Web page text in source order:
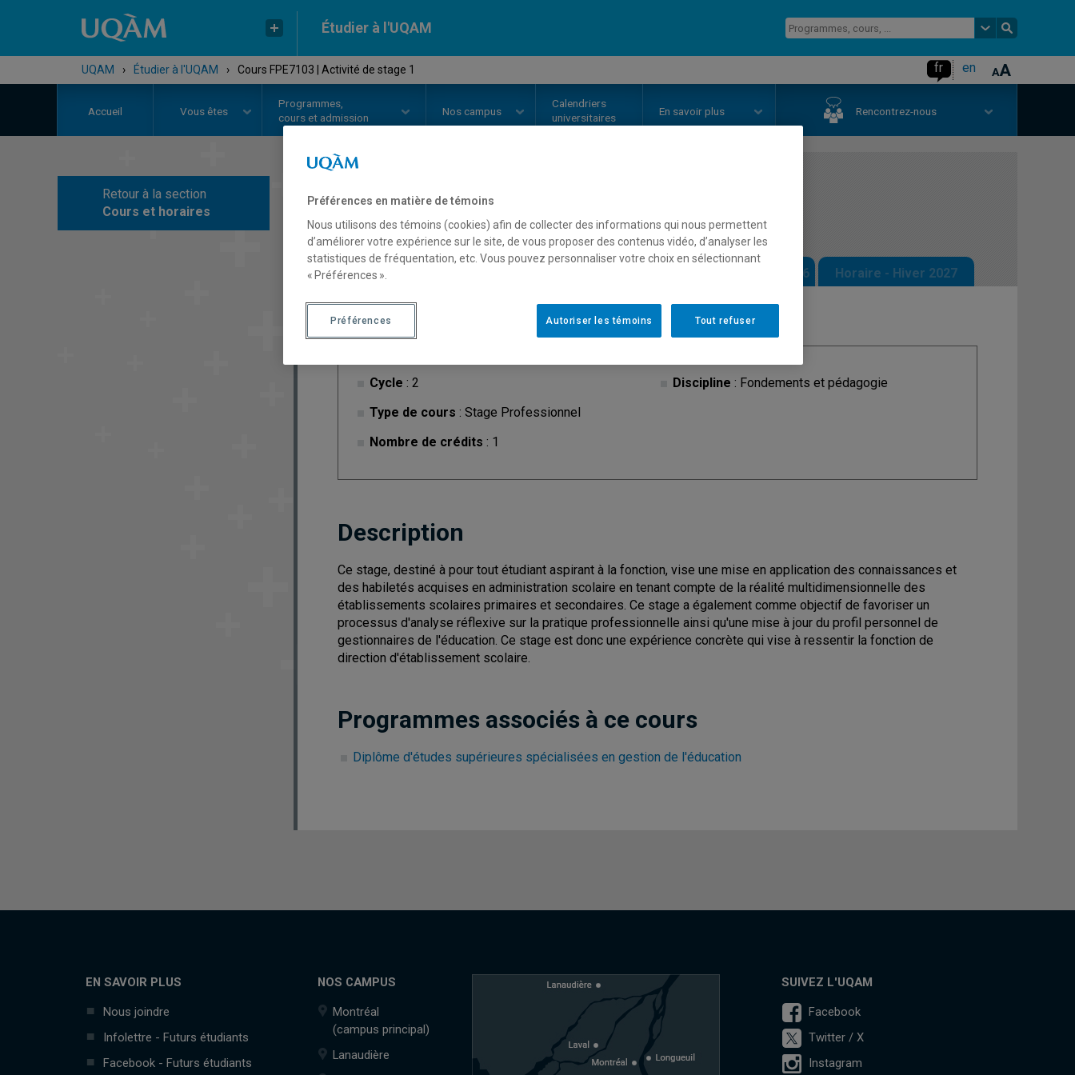
Étudier à l'UQAM
UQAM › Étudier à l'UQAM › Cours FPE7103 | Activité de stage 1 fr en
Accueil Vous êtes
Programmes,
cours et admission
Nos campus
Calendriers
universitaires
En savoir plus Rencontrez-nous
Retour à la section
Cours et horaires
COURS// FPE7103
Description Horaire - Automne 2026 Horaire - Hiver 2027
Cycle : 2
Type de cours : Stage Professionnel
Nombre de crédits : 1
Discipline : Fondements et pédagogie
Description
Ce stage, destiné à pour tout étudiant aspirant à la fonction, vise une mise en application des connaissances et
des habiletés acquises en administration scolaire en tenant compte de la réalité multidimensionnelle des
établissements scolaires primaires et secondaires. Ce stage a également comme objectif de favoriser un
processus d'analyse réflexive sur la pratique professionnelle ainsi qu'une mise à jour du profil personnel de
gestionnaires de l'éducation. Ce stage est donc une expérience concrète qui vise à ressentir la fonction de
direction d'établissement scolaire.
Programmes associés à ce cours
Diplôme d'études supérieures spécialisées en gestion de l'éducation
EN SAVOIR PLUS
Nous joindre
Infolettre - Futurs étudiants
Facebook - Futurs étudiants
NOS CAMPUS
Montréal
(campus principal)
Lanaudière
SUIVEZ L'UQAM
Facebook
Twitter / X
Instagram
Préférences en matière de témoins
Nous utilisons des témoins (cookies) afin de collecter des informations qui nous permettent
d’améliorer votre expérience sur le site, de vous proposer des contenus vidéo, d’analyser les
statistiques de fréquentation, etc. Vous pouvez personnaliser votre choix en sélectionnant
« Préférences ».
Tout refuser
Autoriser les témoins
Préférences